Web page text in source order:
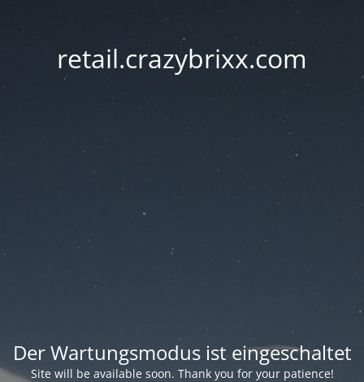
retail.crazybrixx.com
Der Wartungsmodus ist eingeschaltet
Site will be available soon. Thank you for your patience!